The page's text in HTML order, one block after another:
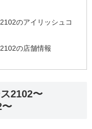
のアイリッシュコ
の店舗情報
2102〜